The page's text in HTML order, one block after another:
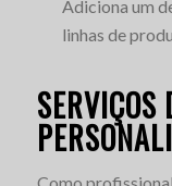
Adiciona um
linhas de
SERVIÇOS